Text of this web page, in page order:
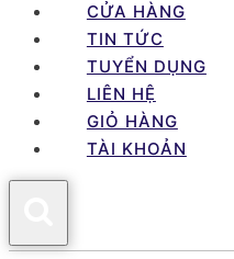
CỬA HÀNG
TIN TỨC
TUYỂN DỤNG
LIÊN HỆ
GIỎ HÀNG
TÀI KHOẢN